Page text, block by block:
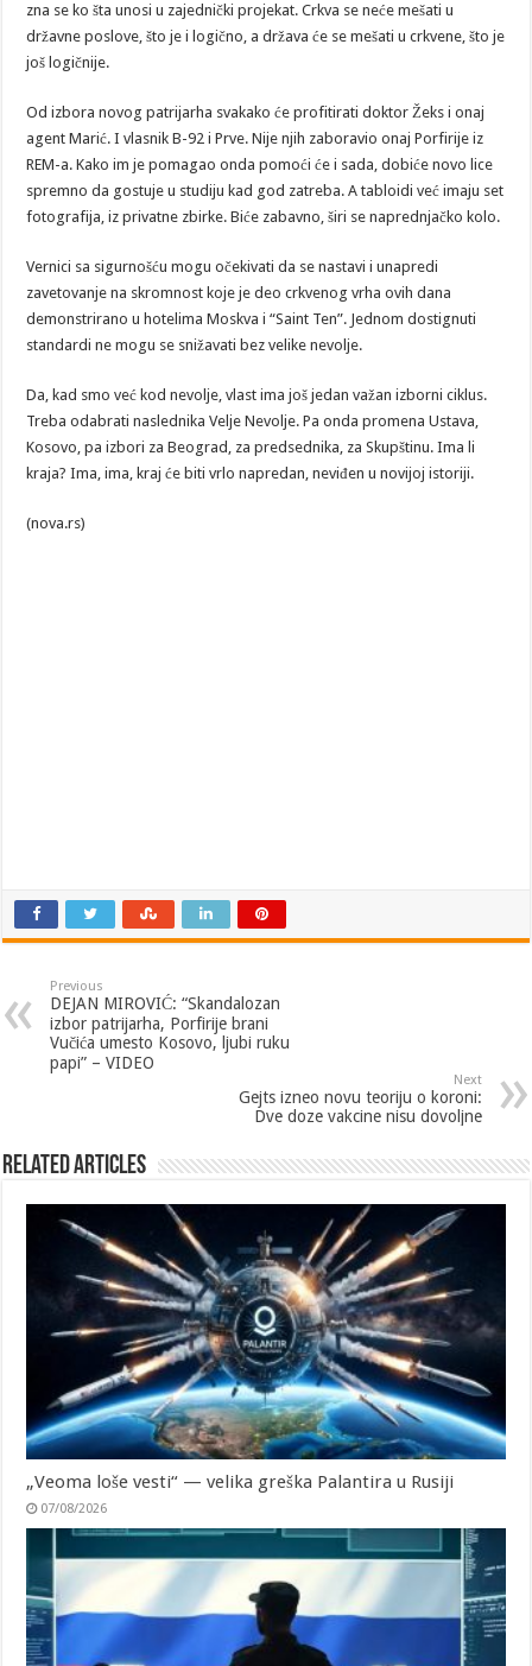
zna se ko šta unosi u zajednički projekat. Crkva se neće mešati u
državne poslove, što je i logično, a država će se mešati u crkvene, što je
još logičnije.
Od izbora novog patrijarha svakako će profitirati doktor Žeks i onaj
agent Marić. I vlasnik B-92 i Prve. Nije njih zaboravio onaj Porfirije iz
REM-a. Kako im je pomagao onda pomoći će i sada, dobiće novo lice
spremno da gostuje u studiju kad god zatreba. A tabloidi već imaju set
fotografija, iz privatne zbirke. Biće zabavno, širi se naprednjačko kolo.
Vernici sa sigurnošću mogu očekivati da se nastavi i unapredi
zavetovanje na skromnost koje je deo crkvenog vrha ovih dana
demonstrirano u hotelima Moskva i “Saint Ten”. Jednom dostignuti
standardi ne mogu se snižavati bez velike nevolje.
Da, kad smo već kod nevolje, vlast ima još jedan važan izborni ciklus.
Treba odabrati naslednika Velje Nevolje. Pa onda promena Ustava,
Kosovo, pa izbori za Beograd, za predsednika, za Skupštinu. Ima li
kraja? Ima, ima, kraj će biti vrlo napredan, neviđen u novijoj istoriji.
(nova.rs)
Previous
DEJAN MIROVIĆ: “Skandalozan
izbor patrijarha, Porfirije brani
Vučića umesto Kosovo, ljubi ruku
papi” – VIDEO
Next
Gejts izneo novu teoriju o koroni:
Dve doze vakcine nisu dovoljne
Related Articles
„Veoma loše vesti“ — velika greška Palantira u Rusiji
07/08/2026